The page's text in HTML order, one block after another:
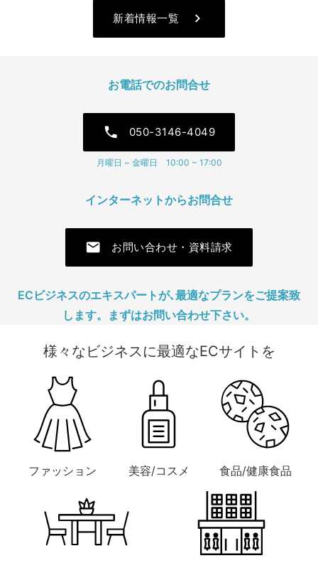
keyboard_arrow_right
新着情報一覧
お電話でのお問合せ
phone 050-3146-4049
月曜日 ~ 金曜日 10:00 ~ 17:00
インターネットからお問合せ
mail お問い合わせ・資料請求
ECビジネスのエキスパートが､最適なプランをご提案致
します。まずはお問い合わせ下さい。
様々なビジネスに最適なECサイトを
ファッション 美容/コスメ 食品/健康食品